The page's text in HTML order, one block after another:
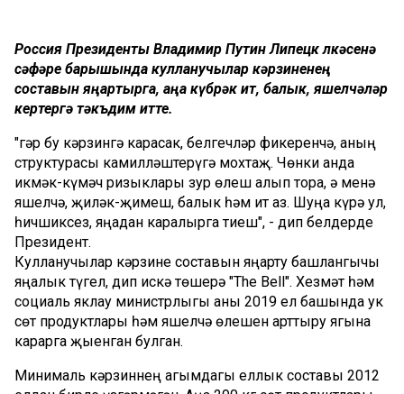
Россия Президенты Владимир Путин Липецк өлкәсенә
сәфәре барышында кулланучылар кәрзиненең
составын яңартырга, аңа күбрәк ит, балык, яшелчәләр
кертергә тәкъдим итте.
"Әгәр бу кәрзингә карасак, белгечләр фикеренчә, аның
структурасы камилләштерүгә мохтаҗ. Чөнки анда
икмәк-күмәч ризыклары зур өлеш алып тора, ә менә
яшелчә, җиләк-җимеш, балык һәм ит аз. Шуңа күрә ул,
һичшиксез, яңадан каралырга тиеш", - дип белдерде
Президент.
Кулланучылар кәрзине составын яңарту башлангычы
яңалык түгел, дип искә төшерә "Тhe Bell". Хезмәт һәм
социаль яклау министрлыгы аны 2019 ел башында ук
сөт продуктлары һәм яшелчә өлешен арттыру ягына
карарга җыенган булган.
Минималь кәрзиннең агымдагы еллык составы 2012